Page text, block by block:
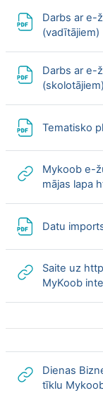
Darbs ar e-
(vadītājiem)
Darbs ar e-
(skolotājiem)
Tematisko
Mykoob e-
mājas lapa
Datu
Saite uz
MyKoob
Dienas
tīklu